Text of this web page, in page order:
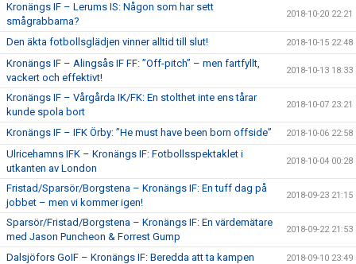
Kronängs IF – Lerums IS: Någon som har sett
smågrabbarna?
2018-10-20 22:21
Den äkta fotbollsglädjen vinner alltid till slut! 2018-10-15 22:48
Kronängs IF – Alingsås IF FF: ”Off-pitch” – men fartfyllt,
vackert och effektivt!
2018-10-13 18:33
Kronängs IF – Vårgårda IK/FK: En stolthet inte ens tårar
kunde spola bort
2018-10-07 23:21
Kronängs IF – IFK Örby: ”He must have been born offside” 2018-10-06 22:58
Ulricehamns IFK – Kronängs IF: Fotbollsspektaklet i
utkanten av London
2018-10-04 00:28
Fristad/Sparsör/Borgstena – Kronängs IF: En tuff dag på
jobbet – men vi kommer igen!
2018-09-23 21:15
Sparsör/Fristad/Borgstena – Kronängs IF: En värdemätare
med Jason Puncheon & Forrest Gump
2018-09-22 21:53
Dalsjöfors GoIF – Kronängs IF: Beredda att ta kampen 2018-09-10 23:49